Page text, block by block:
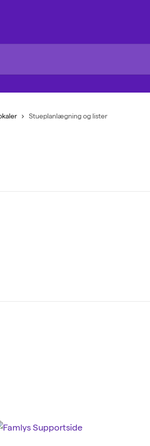
Stueplanlægning og lister